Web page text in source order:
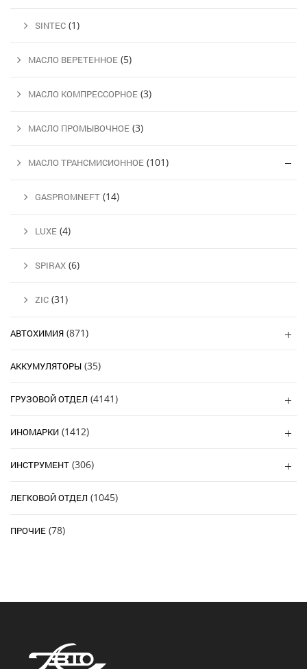
SINTEC (1)
МАСЛО ВЕРЕТЕННОЕ (5)
МАСЛО КОМПРЕССОРНОЕ (3)
МАСЛО ПРОМЫВОЧНОЕ (3)
МАСЛО ТРАНСМИСИОННОЕ (101)
GASPROMNEFT (14)
LUXE (4)
SPIRAX (6)
ZIC (31)
АВТОХИМИЯ (871)
АККУМУЛЯТОРЫ (35)
ГРУЗОВОЙ ОТДЕЛ (4141)
ИНОМАРКИ (1412)
ИНСТРУМЕНТ (306)
ЛЕГКОВОЙ ОТДЕЛ (1045)
ПРОЧИЕ (78)